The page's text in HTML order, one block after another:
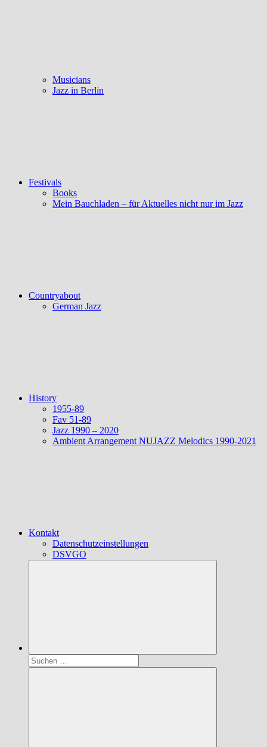
Musicians
Jazz in Berlin
Festivals
Books
Mein Bauchladen – für Aktuelles nicht nur im Jazz
Countryabout
German Jazz
History
1955-89
Fav 51-89
Jazz 1990 – 2020
Ambient Arrangement NUJAZZ Melodics 1990-2021
Kontakt
Datenschutzeinstellungen
DSVGO
Suchen
nach: